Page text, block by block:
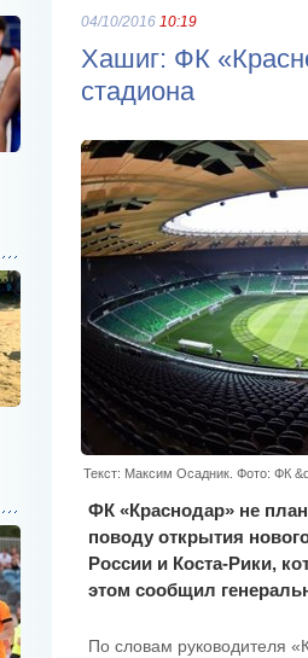
04/10/2016 10:19
Хашиг: ФК
стадиона
Текст: Максим Осадник. Фото: ФК
ФК «Краснодар» не
поводу открытия
России и Коста-Рики,
этом сообщил
По словам руководителя